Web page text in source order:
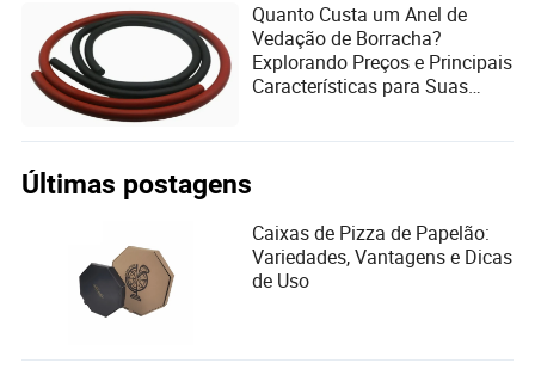
Quanto Custa um Anel de
Vedação de Borracha?
Explorando Preços e Principais
Características para Suas
Últimas postagens
Caixas de Pizza de Papelão:
Variedades, Vantagens e Dicas
de Uso